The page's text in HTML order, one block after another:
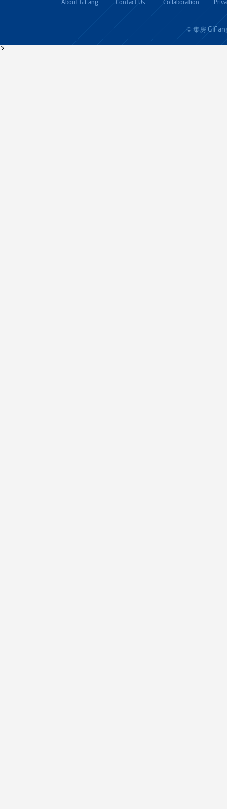
About GiFang Contact Us Collaboration
© 集房
>